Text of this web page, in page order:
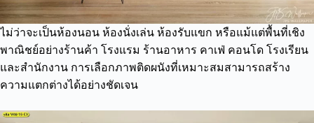
ไม่ว่าจะเป็นห้องนอน ห้องนั่งเล่น ห้องรับแขก หรือแม้แต่พื้นที่เชิง
พาณิชย์อย่างร้านค้า โรงแรม ร้านอาหาร คาเฟ่ คอนโด โรงเรียน
และสำนักงาน การเลือกภาพติดผนังที่เหมาะสมสามารถสร้าง
ความแตกต่างได้อย่างชัดเจน